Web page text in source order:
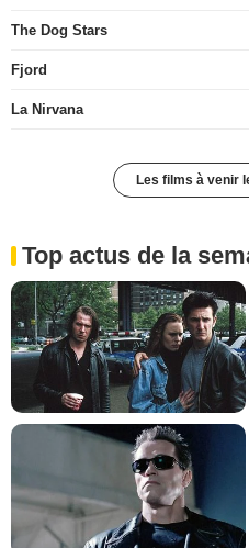
The Dog Stars
Fjord
La Nirvana
Les films à venir
Top actus de la